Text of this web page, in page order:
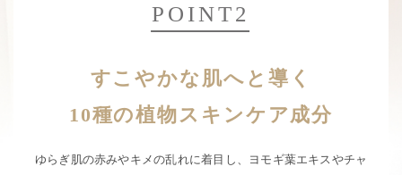
POINT2
すこやかな肌へと導く
10種の植物スキンケア成分
ゆらぎ肌の赤みやキメの乱れに着目し、ヨモギ葉エキスやチャ